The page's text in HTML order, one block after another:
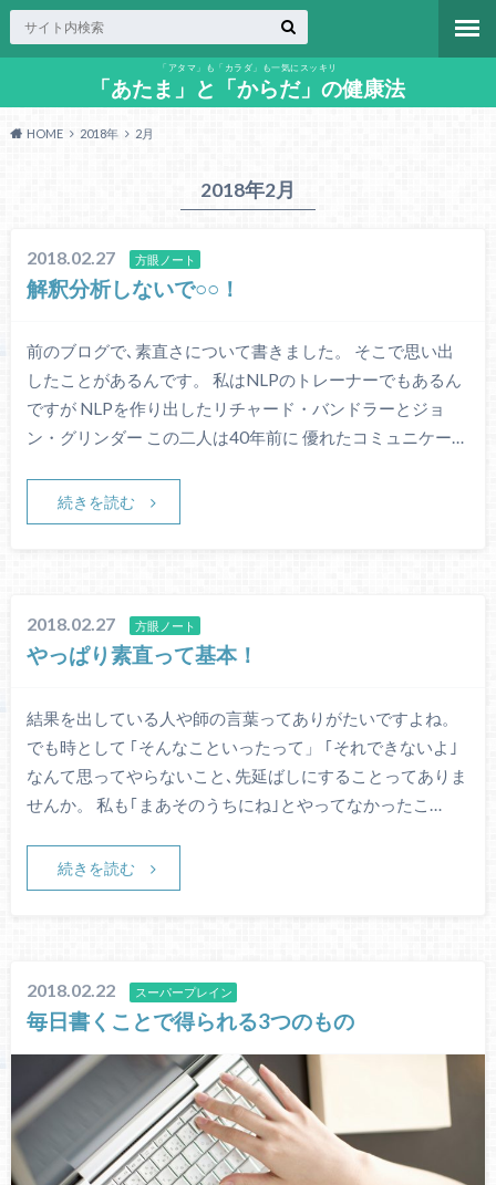
「アタマ」も「カラダ」も一気にスッキリ
「あたま」と「からだ」の健康法
HOME 2018年 2月
2018年2月
2018.02.27 方眼ノート
解釈分析しないで○○！
前のブログで､素直さについて書きました。 そこで思い出
したことがあるんです。 私はNLPのトレーナーでもあるん
ですが NLPを作り出したリチャード・バンドラーとジョ
ン・グリンダー この二人は40年前に 優れたコミュニケー…
続きを読む
2018.02.27 方眼ノート
やっぱり素直って基本！
結果を出している人や師の言葉ってありがたいですよね。
でも時として ｢そんなこといったって」 ｢それできないよ｣
なんて思ってやらないこと､先延ばしにすることってありま
せんか。 私も｢まあそのうちにね｣とやってなかったこ…
続きを読む
2018.02.22 スーパープレイン
毎日書くことで得られる3つのもの